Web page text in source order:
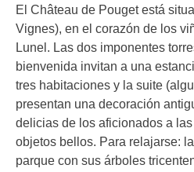
El Château de Pouget está
Vignes), en el corazón de los
Lunel. Las dos imponentes
bienvenida invitan a una
tres habitaciones y la suite
presentan una decoración
delicias de los aficionados a
objetos bellos. Para relajarse:
parque con sus árboles